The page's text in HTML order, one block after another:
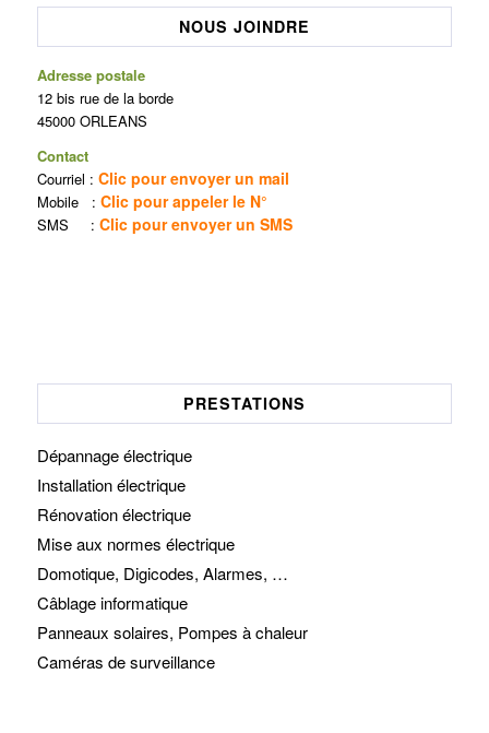
NOUS JOINDRE
Adresse postale
12 bis rue de la borde
45000 ORLEANS
Contact
Courriel : Clic pour envoyer un mail
Mobile : Clic pour appeler le N°
SMS : Clic pour envoyer un SMS
PRESTATIONS
Dépannage électrique
Installation électrique
Rénovation électrique
Mise aux normes électrique
Domotique, Digicodes, Alarmes, …
Câblage informatique
Panneaux solaires, Pompes à chaleur
Caméras de surveillance